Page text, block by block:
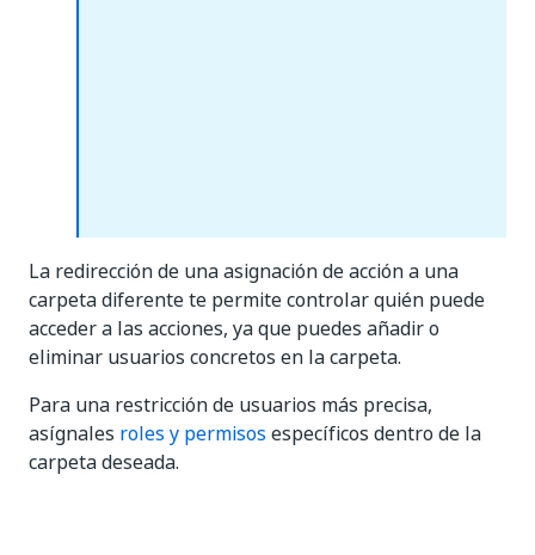
La redirección de una asignación de acción a una
carpeta diferente te permite controlar quién puede
acceder a las acciones, ya que puedes añadir o
eliminar usuarios concretos en la carpeta.
Para una restricción de usuarios más precisa,
asígnales roles y permisos específicos dentro de la
carpeta deseada.